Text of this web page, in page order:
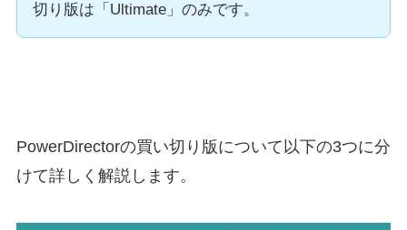
切り版は「Ultimate」のみです。
PowerDirectorの買い切り版について以下の3つに分
けて詳しく解説します。